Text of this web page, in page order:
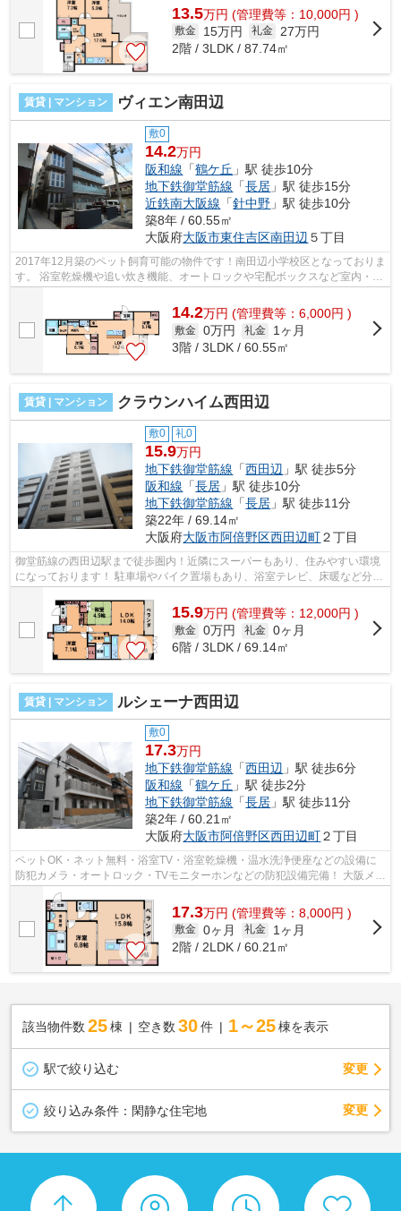
13.5万円 (管理費等：10,000円 )
敷金 15万円 礼金
27万円
2階 / 3LDK / 87.74㎡
賃貸 | マンション ヴィエン南田辺
敷0
14.2万円
阪和線 「鶴ケ丘 」駅 徒歩10分
地下鉄御堂筋線 「長居 」駅 徒歩15分
近鉄南大阪線 「針中野 」駅 徒歩10分
築8年 / 60.55㎡
大阪府大阪市東住吉区南田辺 ５丁目
2017年12月築のペット飼育可能の物件です！南田辺小学校区となっておりま
す。 浴室乾燥機や追い炊き機能、オートロックや宅配ボックスなど室内・共
有部分ともに充実の設備です！ ■□■...
14.2万円 (管理費等：6,000円 )
敷金 0万円 礼金
1ヶ月
3階 / 3LDK / 60.55㎡
賃貸 | マンション クラウンハイム西田辺
敷0 礼0
15.9万円
地下鉄御堂筋線 「西田辺 」駅 徒歩5分
阪和線 「長居 」駅 徒歩10分
地下鉄御堂筋線 「長居 」駅 徒歩11分
築22年 / 69.14㎡
大阪府大阪市阿倍野区西田辺町２丁目
御堂筋線の西田辺駅まで徒歩圏内！近隣にスーパーもあり、住みやすい環境
になっております！ 駐車場やバイク置場もあり、浴室テレビ、床暖など分譲
クラスの設備になっております！ ■...
15.9万円 (管理費等：12,000円 )
敷金 0万円 礼金 0ヶ月
6階 / 3LDK / 69.14㎡
賃貸 | マンション ルシェーナ西田辺
敷0
17.3万円
地下鉄御堂筋線 「西田辺 」駅 徒歩6分
阪和線 「鶴ケ丘 」駅 徒歩2分
地下鉄御堂筋線 「長居 」駅 徒歩11分
築2年 / 60.21㎡
大阪府大阪市阿倍野区西田辺町２丁目
ペットOK・ネット無料・浴室TV・浴室乾燥機・温水洗浄便座などの設備に
防犯カメラ・オートロック・TVモニターホンなどの防犯設備完備！ 大阪メト
ロ御堂筋線・西田辺駅、JR阪和線・鶴...
17.3万円 (管理費等：8,000円 )
敷金 0ヶ月 礼金
1ヶ月
2階 / 2LDK / 60.21㎡
該当物件数 25棟 空き数 30 件 1～25 棟を表示
駅で絞り込む 変更
絞り込み条件： 閑静な住宅地 変更